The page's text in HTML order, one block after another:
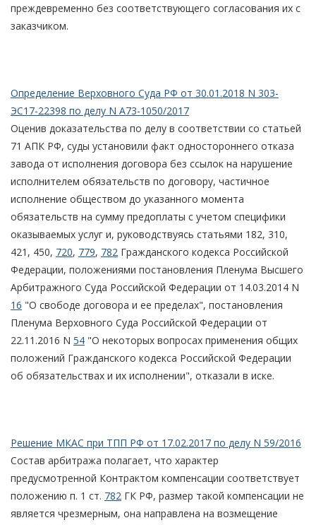
преждевременно без соответствующего согласования их с
заказчиком.
Определение Верховного Суда РФ от 30.01.2018 N 303-
ЭС17-22398 по делу N А73-1050/2017
Оценив доказательства по делу в соответствии со статьей
71 АПК РФ, суды установили факт одностороннего отказа
завода от исполнения договора без ссылок на нарушение
исполнителем обязательств по договору, частичное
исполнение обществом до указанного момента
обязательств на сумму предоплаты с учетом специфики
оказываемых услуг и, руководствуясь статьями 182, 310,
421, 450, 720, 779, 782 Гражданского кодекса Российской
Федерации, положениями постановления Пленума Высшего
Арбитражного Суда Российской Федерации от 14.03.2014 N
16 "О свободе договора и ее пределах", постановления
Пленума Верховного Суда Российской Федерации от
22.11.2016 N 54 "О некоторых вопросах применения общих
положений Гражданского кодекса Российской Федерации
об обязательствах и их исполнении", отказали в иске.
Решение МКАС при ТПП РФ от 17.02.2017 по делу N 59/2016
Состав арбитража полагает, что характер
предусмотренной Контрактом компенсации соответствует
положению п. 1 ст. 782 ГК РФ, размер такой компенсации не
является чрезмерным, она направлена на возмещение